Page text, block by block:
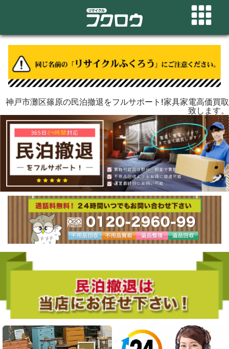
神戸市灘区篠原の民泊撤退をフルサポート!家具家電高価買取
致します。